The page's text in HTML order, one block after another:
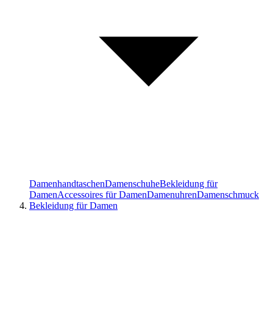
DamenhandtaschenDamenschuheBekleidung für
DamenAccessoires für DamenDamenuhrenDamenschmuck
Bekleidung für Damen